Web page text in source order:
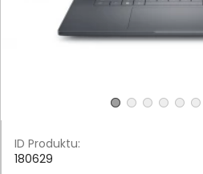
ID Produktu:
180629